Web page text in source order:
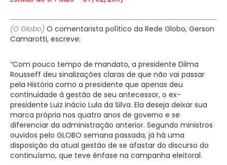
(O Globo) O comentarista político da Rede Globo, Gerson
Camarotti, escreve:
“Com pouco tempo de mandato, a presidente Dilma
Rousseff deu sinalizações claras de que não vai passar
pela História como a presidente que apenas deu
continuidade à gestão de seu antecessor, o ex-
presidente Luiz Inácio Lula da Silva. Ela deseja deixar sua
marca própria nos quatro anos de governo e se
diferenciar da administração anterior. Segundo ministros
ouvidos pelo GLOBO semana passada, já há uma
disposição da atual gestão de se afastar do discurso do
continuísmo, que teve ênfase na campanha eleitoral.